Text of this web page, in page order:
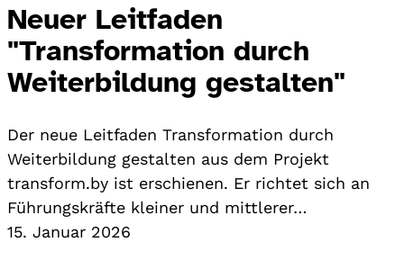
Neuer Leitfaden
"Transformation durch
Weiterbildung gestalten"
Der neue Leitfaden Transformation durch
Weiterbildung gestalten aus dem Projekt
transform.by ist erschienen. Er richtet sich an
Führungskräfte kleiner und mittlerer…
15. Januar 2026